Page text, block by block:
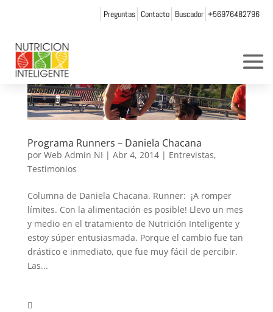
Preguntas Contacto Buscador +56976482796
Programa Runners – Daniela Chacana
por Web Admin NI | Abr 4, 2014| Entrevistas,
Testimonios
Columna de Daniela Chacana. Runner: ¡A romper
límites. Con la alimentación es posible! Llevo un mes
y medio en el tratamiento de Nutrición Inteligente y
estoy súper entusiasmada. Porque el cambio fue tan
drástico e inmediato, que fue muy fácil de percibir.
Las...
